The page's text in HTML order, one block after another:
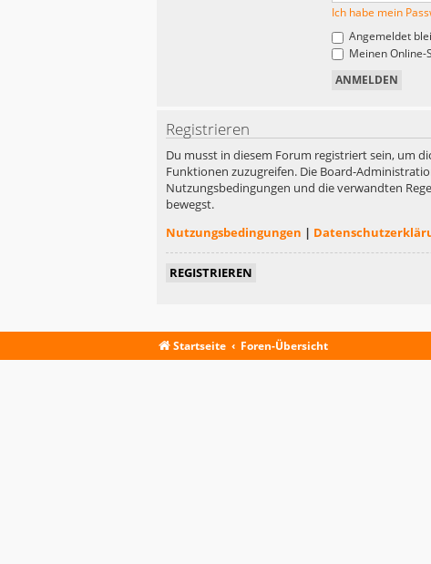
Ich habe mein
Angemeldet
Meinen
Registrieren
Du musst in diesem Forum registriert sein, um
Funktionen zuzugreifen. Die Board-
Nutzungsbedingungen und die verwandten
bewegst.
Nutzungsbedingungen |
REGISTRIEREN
Startseite Foren-Übersicht